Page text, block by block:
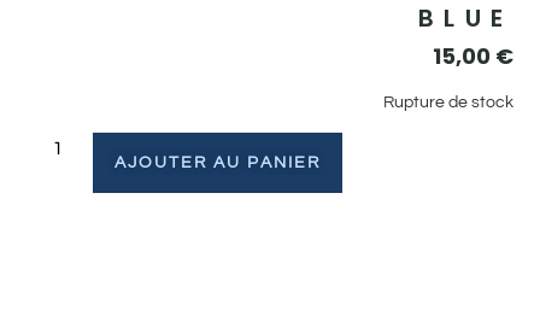
BLUE
15,00 €
Rupture de stock
AJOUTER AU PANIER